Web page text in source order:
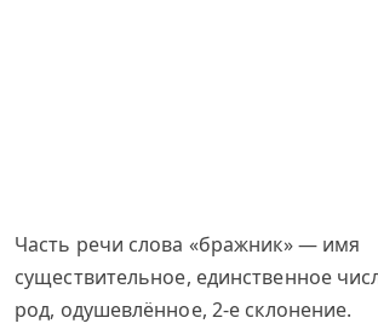
Часть речи слова «бражник» — имя
существительное, единственное
род, одушевлённое, 2-е склонение.